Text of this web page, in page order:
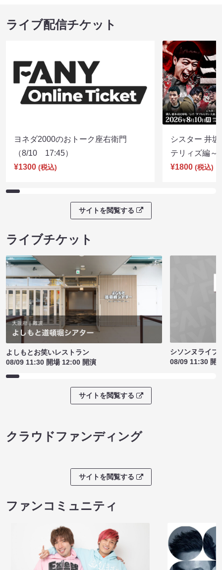
ライブ配信チケット
ヨネダ2000のおトーク座右衛門
（8/10 17:45）
¥1300 (税込)
シスター 井
テリィズ編
¥1800 (税込)
サイトを閲覧する
ライブチケット
よしもとお笑いレストラン
08/09 11:30 開場 12:00 開演
シソンヌライ
08/09 11:30 開
サイトを閲覧する
クラウドファンディング
サイトを閲覧する
ファンコミュニティ